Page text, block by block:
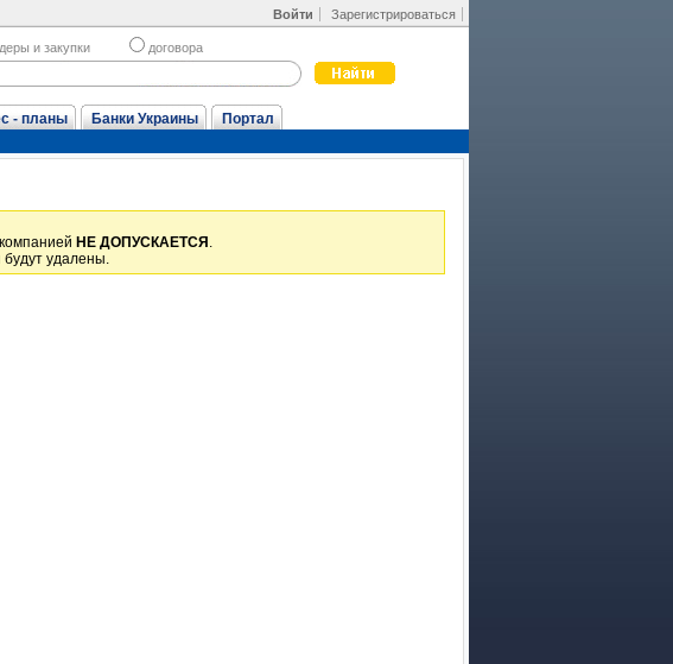
Войти Зарегистрироваться
и закупки договора
- планы Банки Украины Портал
НЕ ДОПУСКАЕТСЯ .
будут удалены.